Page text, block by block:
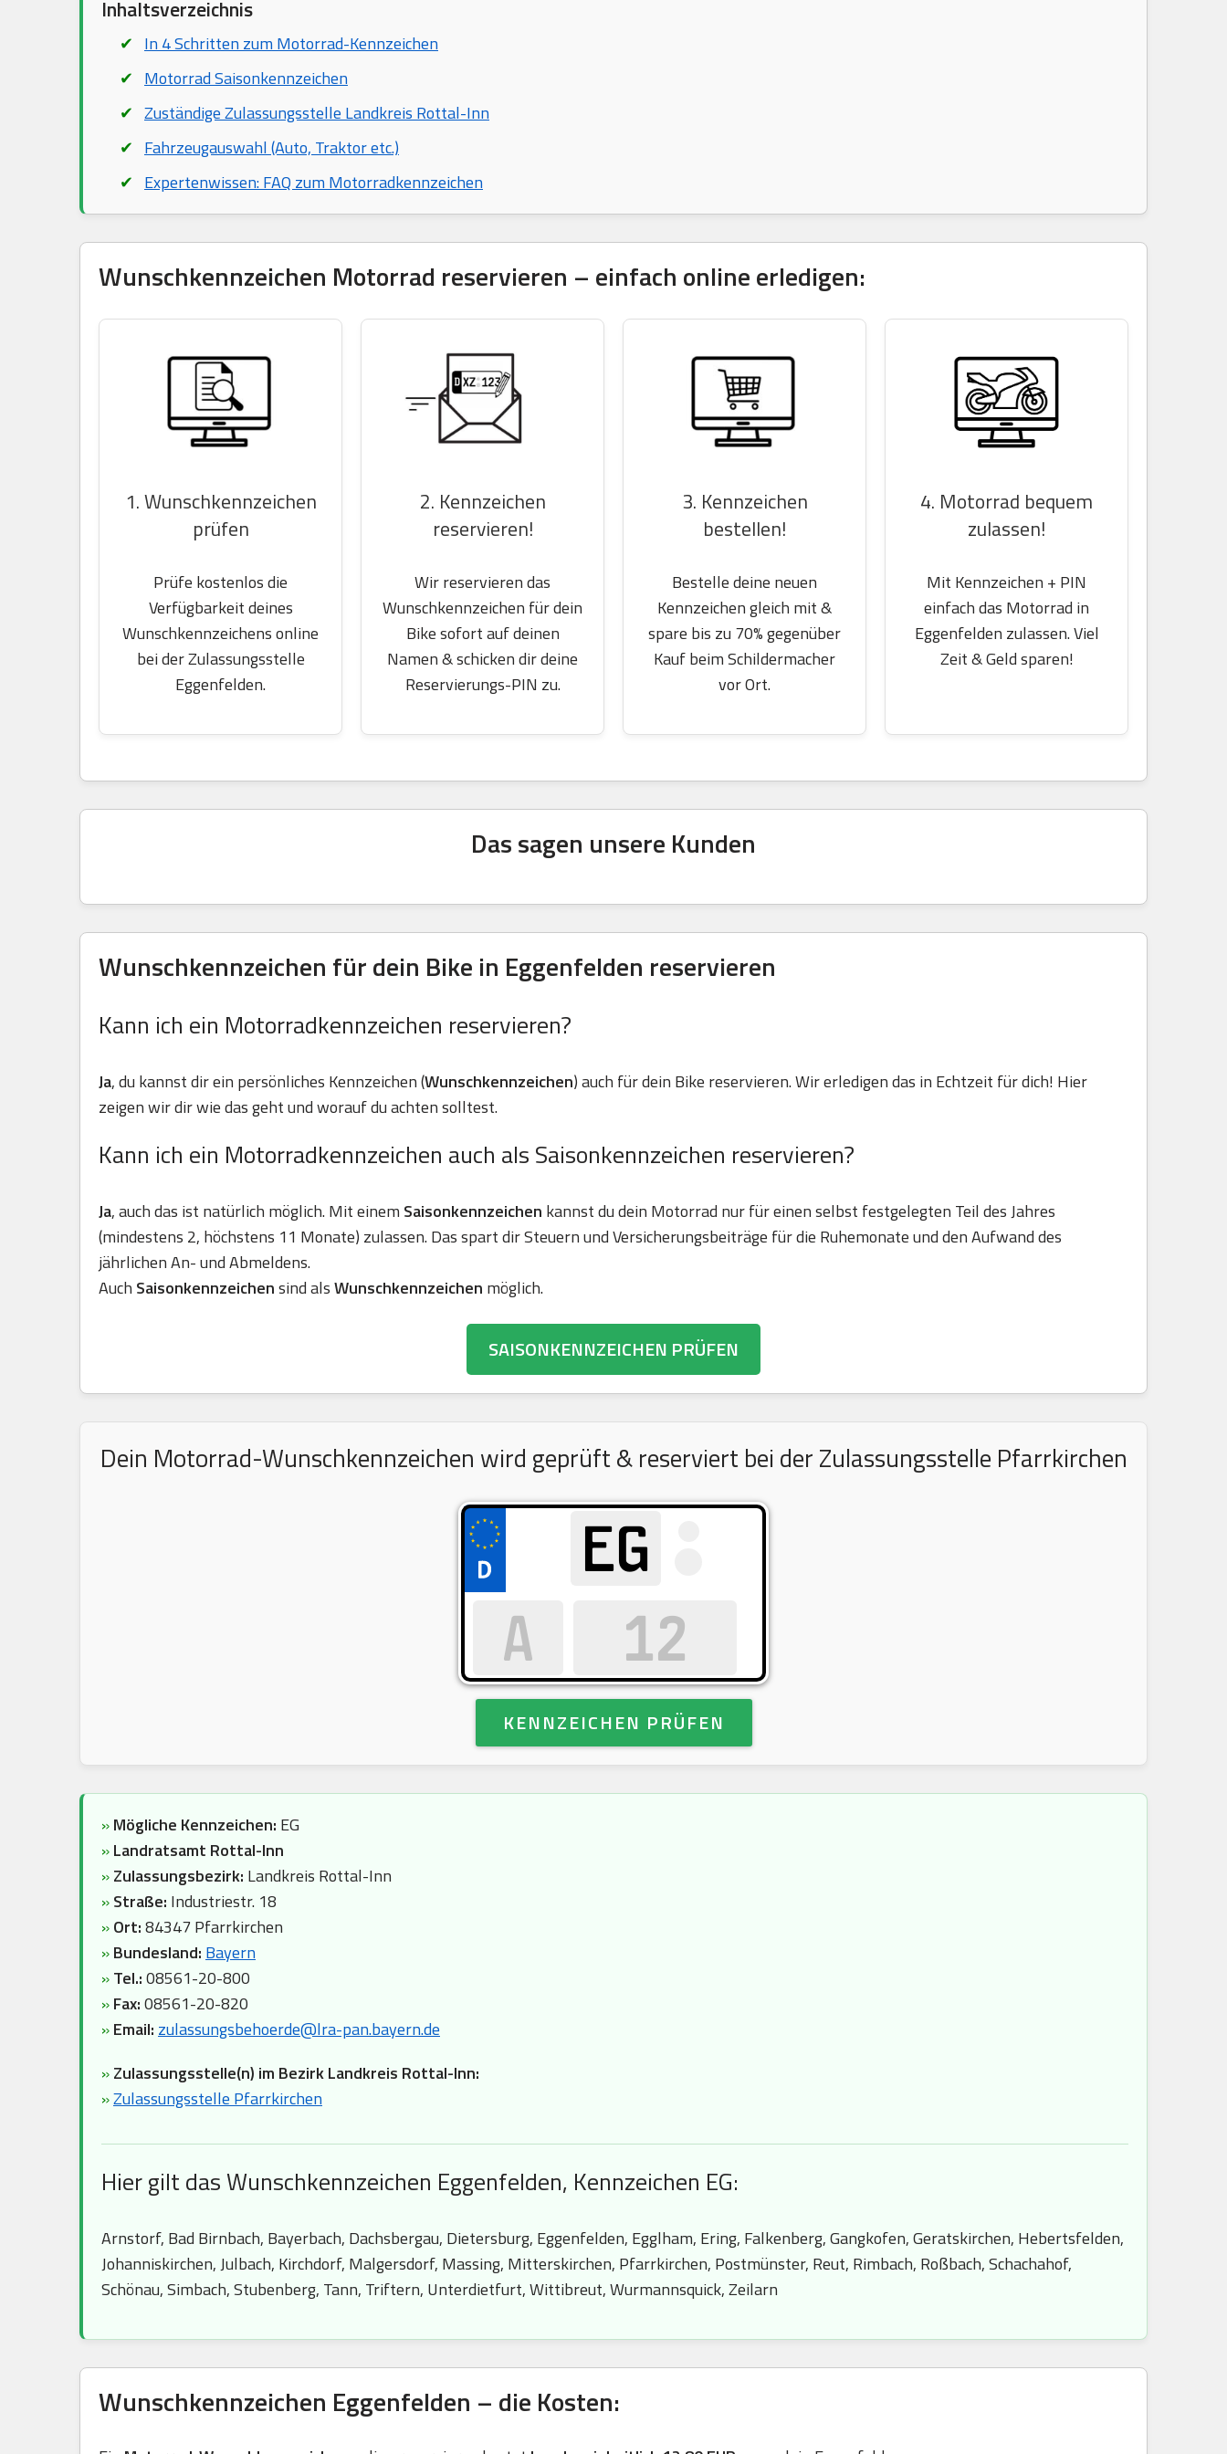
Inhaltsverzeichnis
In 4 Schritten zum Motorrad-Kennzeichen
Motorrad Saisonkennzeichen
Zuständige Zulassungsstelle Landkreis Rottal-Inn
Fahrzeugauswahl (Auto, Traktor etc.)
Expertenwissen: FAQ zum Motorradkennzeichen
Wunschkennzeichen Motorrad reservieren – einfach online erledigen:
1. Wunschkennzeichen
prüfen
Prüfe kostenlos die
Verfügbarkeit deines
Wunschkennzeichens online
bei der Zulassungsstelle
Eggenfelden.
2. Kennzeichen
reservieren!
Wir reservieren das
Wunschkennzeichen für dein
Bike sofort auf deinen
Namen & schicken dir deine
Reservierungs-PIN zu.
3. Kennzeichen
bestellen!
Bestelle deine neuen
Kennzeichen gleich mit &
spare bis zu 70% gegenüber
Kauf beim Schildermacher
vor Ort.
4. Motorrad bequem
zulassen!
Mit Kennzeichen + PIN
einfach das Motorrad in
Eggenfelden zulassen. Viel
Zeit & Geld sparen!
Das sagen unsere Kunden
Wunschkennzeichen für dein Bike in Eggenfelden reservieren
Kann ich ein Motorradkennzeichen reservieren?
Ja, du kannst dir ein persönliches Kennzeichen (Wunschkennzeichen) auch für dein Bike reservieren. Wir erledigen das in Echtzeit für dich! Hier
zeigen wir dir wie das geht und worauf du achten solltest.
Kann ich ein Motorradkennzeichen auch als Saisonkennzeichen reservieren?
Ja, auch das ist natürlich möglich. Mit einem Saisonkennzeichen kannst du dein Motorrad nur für einen selbst festgelegten Teil des Jahres
(mindestens 2, höchstens 11 Monate) zulassen. Das spart dir Steuern und Versicherungsbeiträge für die Ruhemonate und den Aufwand des
jährlichen An- und Abmeldens.
Auch Saisonkennzeichensind alsWunschkennzeichen möglich.
SAISONKENNZEICHEN PRÜFEN
Dein Motorrad-Wunschkennzeichen wird geprüft & reserviert bei der Zulassungsstelle Pfarrkirchen
KENNZEICHEN PRÜFEN
»Mögliche Kennzeichen: EG
»Landratsamt Rottal-Inn
»Zulassungsbezirk: Landkreis Rottal-Inn
»Straße: Industriestr. 18
»Ort:84347 Pfarrkirchen
»Bundesland: Bayern
»Tel.:08561-20-800
»Fax:08561-20-820
»Email: zulassungsbehoerde@lra-pan.bayern.de
»Zulassungsstelle(n) im Bezirk Landkreis Rottal-Inn:
»Zulassungsstelle Pfarrkirchen
Hier gilt das Wunschkennzeichen Eggenfelden, Kennzeichen EG:
Arnstorf, Bad Birnbach, Bayerbach, Dachsbergau, Dietersburg, Eggenfelden, Egglham, Ering, Falkenberg, Gangkofen, Geratskirchen, Hebertsfelden,
Johanniskirchen, Julbach, Kirchdorf, Malgersdorf, Massing, Mitterskirchen, Pfarrkirchen, Postmünster, Reut, Rimbach, Roßbach, Schachahof,
Schönau, Simbach, Stubenberg, Tann, Triftern, Unterdietfurt, Wittibreut, Wurmannsquick, Zeilarn
Wunschkennzeichen Eggenfelden – die Kosten: